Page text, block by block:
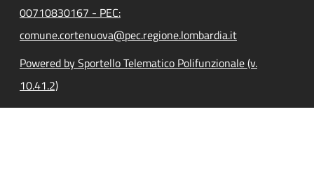
00710830167 - PEC:
comune.cortenuova@pec.regione.lombardia.it
Powered by Sportello Telematico Polifunzionale (v.
10.41.2)